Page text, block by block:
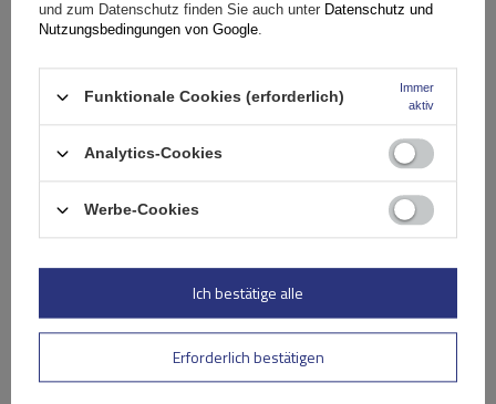
Große Menge verfügbar Wir versenden schon am 11. August
Warenkorb
und zum Datenschutz finden Sie auch unter Datenschutz und
Nutzungsbedingungen von Google.
Funktionale Cookies (erforderlich)
Immer
aktiv
Analytics-Cookies
Werbe-Cookies
Erforderlich bestätigen
Ich bestätige alle